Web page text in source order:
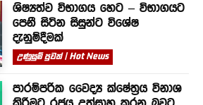
ශිෂ්‍යත්ව විභාගය හෙට – විභාගයට
පෙනී සිටින සිසුන්ට විශේෂ
දැනුම්දීමක්
උණුසුම් පුවත් | Hot News
පාරම්පරික වෛද්‍ය ක්ෂේත්‍රය විනාශ